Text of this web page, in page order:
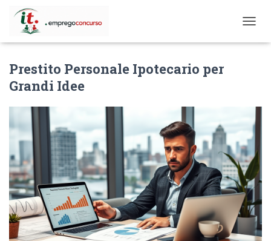
O
V
I
A
T
I
O
N
Prestito Personale Ipotecario per
Grandi Idee